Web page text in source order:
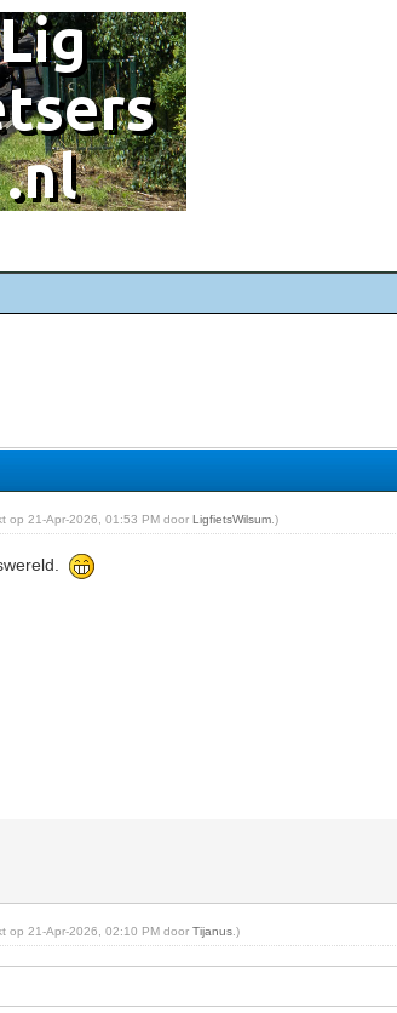
op 21-Apr-2026, 01:53 PM doorLigfietsWilsum .)
op 21-Apr-2026, 02:10 PM doorTijanus .)